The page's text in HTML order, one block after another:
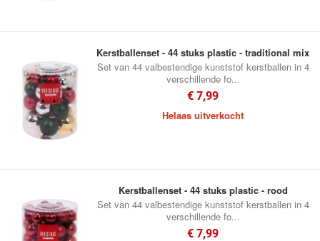
Kerstballenset - 44 stuks plastic - traditional mix
Set van 44 valbestendige kunststof kerstballen in 4
verschillende fo...
€ 7,99
Helaas uitverkocht
Kerstballenset - 44 stuks plastic - rood
Set van 44 valbestendige kunststof kerstballen in 4
verschillende fo...
€ 7,99